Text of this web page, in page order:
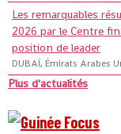
Les remarquables
2026 par le Centre
position de leader
DUBAÏ, Émirats Arabes
Plus d'actualités